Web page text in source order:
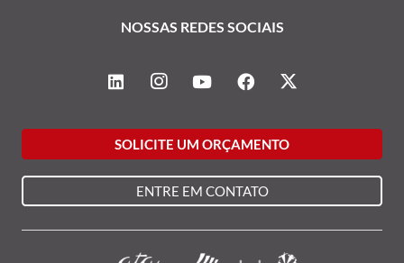
NOSSAS REDES SOCIAIS
SOLICITE UM ORÇAMENTO
ENTRE EM CONTATO